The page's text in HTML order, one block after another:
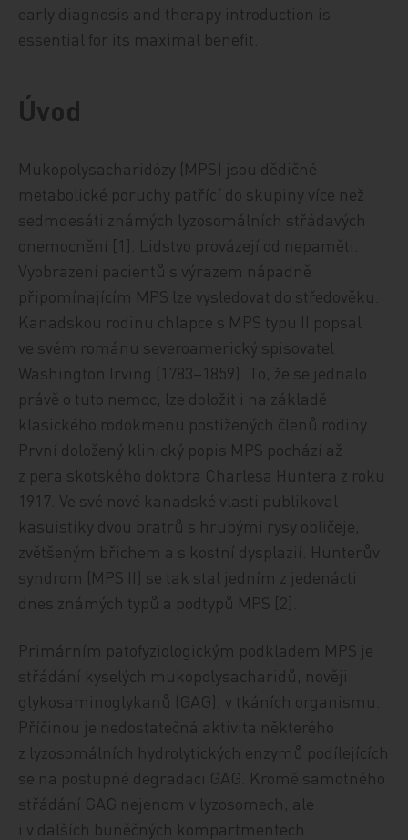
early diagnosis and therapy introduction is
essential for its maximal benefit.
Úvod
Mukopolysacharidózy (MPS) jsou dědičné
metabolické poruchy patřící do skupiny více než
sedmdesáti známých lyzosomálních střádavých
onemocnění [1]. Lidstvo provázejí od nepaměti.
Vyobrazení pacientů s výrazem nápadně
připomínajícím MPS lze vysledovat do středověku.
Kanadskou rodinu chlapce s MPS typu II popsal
ve svém románu severoamerický spisovatel
Washington Irving (1783–1859). To, že se jednalo
právě o tuto nemoc, lze doložit i na základě
klasického rodokmenu postižených členů rodiny.
První doložený klinický popis MPS pochází až
z pera skotského doktora Charlesa Huntera z roku
1917. Ve své nové kanadské vlasti publikoval
kasuistiky dvou bratrů s hrubými rysy obličeje,
zvětšeným břichem a s kostní dysplazií. Hunterův
syndrom (MPS II) se tak stal jedním z jedenácti
dnes známých typů a podtypů MPS [2].
Primárním patofyziologickým podkladem MPS je
střádání kyselých mukopolysacharidů, nověji
glykosaminoglykanů (GAG), v tkáních organismu.
Příčinou je nedostatečná aktivita některého
z lyzosomálních hydrolytických enzymů podílejících
se na postupné degradaci GAG. Kromě samotného
střádání GAG nejenom v lyzosomech, ale
i v dalších buněčných kompartmentech